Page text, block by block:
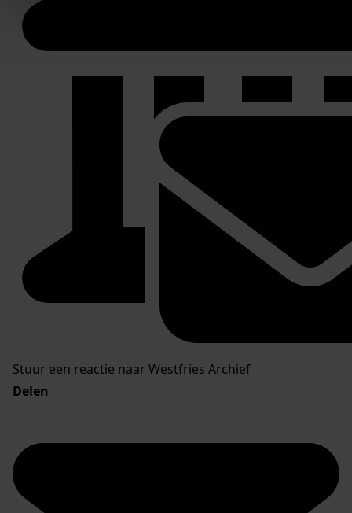
Stuur een reactie naar Westfries Archief
Delen